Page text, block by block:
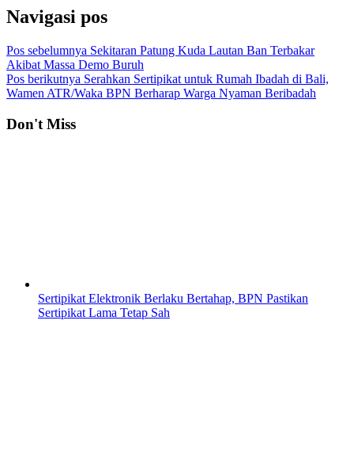
Navigasi pos
Pos sebelumnya Sekitaran Patung Kuda Lautan Ban Terbakar
Akibat Massa Demo Buruh
Pos berikutnya Serahkan Sertipikat untuk Rumah Ibadah di Bali,
Wamen ATR/Waka BPN Berharap Warga Nyaman Beribadah
Don't Miss
Sertipikat Elektronik Berlaku Bertahap, BPN Pastikan
Sertipikat Lama Tetap Sah